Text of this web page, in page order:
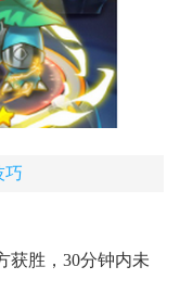
巧
获胜，30分钟内未